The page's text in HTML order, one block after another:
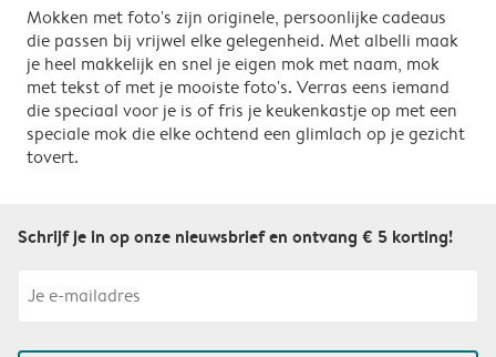
Mokken met foto's zijn originele, persoonlijke cadeaus
die passen bij vrijwel elke gelegenheid. Met albelli maak
je heel makkelijk en snel je eigen mok met naam, mok
met tekst of met je mooiste foto's. Verras eens iemand
die speciaal voor je is of fris je keukenkastje op met een
speciale mok die elke ochtend een glimlach op je gezicht
tovert.
Schrijf je in op onze nieuwsbrief en ontvang € 5 korting!